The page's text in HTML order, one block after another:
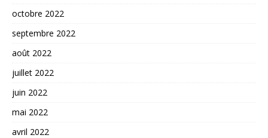
octobre 2022
septembre 2022
août 2022
juillet 2022
juin 2022
mai 2022
avril 2022